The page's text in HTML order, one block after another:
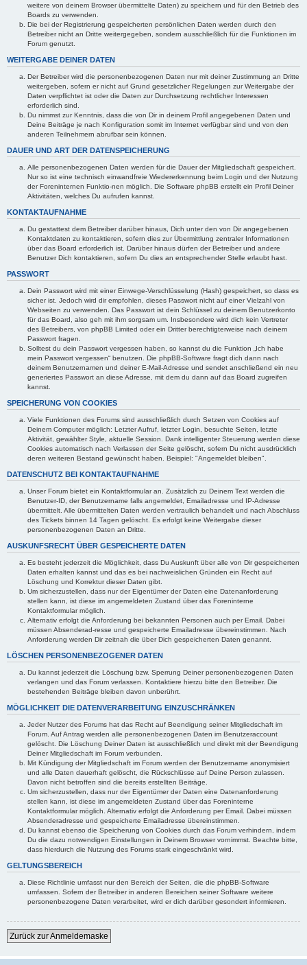
weitere von deinem Browser übermittelte Daten) zu speichern und für den Betrieb des
Boards zu verwenden.
Die bei der Registrierung gespeicherten persönlichen Daten werden durch den
Betreiber nicht an Dritte weitergegeben, sondern ausschließlich für die Funktionen im
Forum genutzt.
WEITERGABE DEINER DATEN
Der Betreiber wird die personenbezogenen Daten nur mit deiner Zustimmung an Dritte
weitergeben, sofern er nicht auf Grund gesetzlicher Regelungen zur Weitergabe der
Daten verpflichtet ist oder die Daten zur Durchsetzung rechtlicher Interessen
erforderlich sind.
Du nimmst zur Kenntnis, dass die von Dir in deinem Profil angegebenen Daten und
Deine Beiträge je nach Konfiguration somit im Internet verfügbar sind und von den
anderen Teilnehmern abrufbar sein können.
DAUER UND ART DER DATENSPEICHERUNG
Alle personenbezogenen Daten werden für die Dauer der Mitgliedschaft gespeichert.
Nur so ist eine technisch einwandfreie Wiedererkennung beim Login und der Nutzung
der Foreninternen Funktio-nen möglich. Die Software phpBB erstellt ein Profil Deiner
Aktivitäten, welches Du aufrufen kannst.
KONTAKTAUFNAHME
Du gestattest dem Betreiber darüber hinaus, Dich unter den von Dir angegebenen
Kontaktdaten zu kontaktieren, sofern dies zur Übermittlung zentraler Informationen
über das Board erforderlich ist. Darüber hinaus dürfen der Betreiber und andere
Benutzer Dich kontaktieren, sofern Du dies an entsprechender Stelle erlaubt hast.
PASSWORT
Dein Passwort wird mit einer Einwege-Verschlüsselung (Hash) gespeichert, so dass es
sicher ist. Jedoch wird dir empfohlen, dieses Passwort nicht auf einer Vielzahl von
Webseiten zu verwenden. Das Passwort ist dein Schlüssel zu deinem Benutzerkonto
für das Board, also geh mit ihm sorgsam um. Insbesondere wird dich kein Vertreter
des Betreibers, von phpBB Limited oder ein Dritter berechtigterweise nach deinem
Passwort fragen.
Solltest du dein Passwort vergessen haben, so kannst du die Funktion „Ich habe
mein Passwort vergessen“ benutzen. Die phpBB-Software fragt dich dann nach
deinem Benutzernamen und deiner E-Mail-Adresse und sendet anschließend ein neu
generiertes Passwort an diese Adresse, mit dem du dann auf das Board zugreifen
kannst.
SPEICHERUNG VON COOKIES
Viele Funktionen des Forums sind ausschließlich durch Setzen von Cookies auf
Deinem Computer möglich: Letzter Aufruf, letzter Login, besuchte Seiten, letzte
Aktivität, gewählter Style, aktuelle Session. Dank intelligenter Steuerung werden diese
Cookies automatisch nach Verlassen der Seite gelöscht, sofern Du nicht ausdrücklich
deren weiteren Bestand gewünscht haben. Beispiel: "Angemeldet bleiben".
DATENSCHUTZ BEI KONTAKTAUFNAHME
Unser Forum bietet ein Kontaktformular an. Zusätzlich zu Deinem Text werden die
Benutzer-ID, der Benutzername falls angemeldet, Emailadresse und IP-Adresse
übermittelt. Alle übermittelten Daten werden vertraulich behandelt und nach Abschluss
des Tickets binnen 14 Tagen gelöscht. Es erfolgt keine Weitergabe dieser
personenbezogenen Daten an Dritte.
AUSKUNFSRECHT ÜBER GESPEICHERTE DATEN
Es besteht jederzeit die Möglichkeit, dass Du Auskunft über alle von Dir gespeicherten
Daten erhalten kannst und das es bei nachweislichen Gründen ein Recht auf
Löschung und Korrektur dieser Daten gibt.
Um sicherzustellen, dass nur der Eigentümer der Daten eine Datenanforderung
stellen kann, ist diese im angemeldeten Zustand über das Foreninterne
Kontaktformular möglich.
Alternativ erfolgt die Anforderung bei bekannten Personen auch per Email. Dabei
müssen Absenderad-resse und gespeicherte Emailadresse übereinstimmen. Nach
Anforderung werden Dir zeitnah die über Dich gespeicherten Daten genannt.
LÖSCHEN PERSONENBEZOGENER DATEN
Du kannst jederzeit die Löschung bzw. Sperrung Deiner personenbezogenen Daten
verlangen und das Forum verlassen. Kontaktiere hierzu bitte den Betreiber. Die
bestehenden Beiträge bleiben davon unberührt.
MÖGLICHKEIT DIE DATENVERARBEITUNG EINZUSCHRÄNKEN
Jeder Nutzer des Forums hat das Recht auf Beendigung seiner Mitgliedschaft im
Forum. Auf Antrag werden alle personenbezogenen Daten im Benutzeraccount
gelöscht. Die Löschung Deiner Daten ist ausschließlich und direkt mit der Beendigung
Deiner Mitgliedschaft im Forum verbunden.
Mit Kündigung der Mitgliedschaft im Forum werden der Benutzername anonymisiert
und alle Daten dauerhaft gelöscht, die Rückschlüsse auf Deine Person zulassen.
Davon nicht betroffen sind die bereits erstellten Beiträge.
Um sicherzustellen, dass nur der Eigentümer der Daten eine Datenanforderung
stellen kann, ist diese im angemeldeten Zustand über das Foreninterne
Kontaktformular möglich. Alternativ erfolgt die Anforderung per Email. Dabei müssen
Absenderadresse und gespeicherte Emailadresse übereinstimmen.
Du kannst ebenso die Speicherung von Cookies durch das Forum verhindern, indem
Du die dazu notwendigen Einstellungen in Deinem Browser vornimmst. Beachte bitte,
dass hierdurch die Nutzung des Forums stark eingeschränkt wird.
GELTUNGSBEREICH
Diese Richtlinie umfasst nur den Bereich der Seiten, die die phpBB-Software
umfassen. Sofern der Betreiber in anderen Bereichen seiner Software weitere
personenbezogene Daten verarbeitet, wird er dich darüber gesondert informieren.
Zurück zur Anmeldemaske